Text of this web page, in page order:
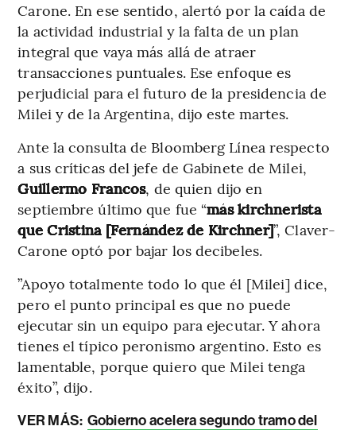
Carone. En ese sentido, alertó por la caída de
la actividad industrial y la falta de un plan
integral que vaya más allá de atraer
transacciones puntuales. Ese enfoque es
perjudicial para el futuro de la presidencia de
Milei y de la Argentina, dijo este martes.
Ante la consulta de Bloomberg Línea respecto
a sus críticas del jefe de Gabinete de Milei,
Guillermo Francos, de quien dijo en
septiembre último que fue “más kirchnerista
que Cristina [Fernández de Kirchner]”, Claver-
Carone optó por bajar los decibeles.
”Apoyo totalmente todo lo que él [Milei] dice,
pero el punto principal es que no puede
ejecutar sin un equipo para ejecutar. Y ahora
tienes el típico peronismo argentino. Esto es
lamentable, porque quiero que Milei tenga
éxito”, dijo.
VER MÁS: Gobierno acelera segundo tramo del